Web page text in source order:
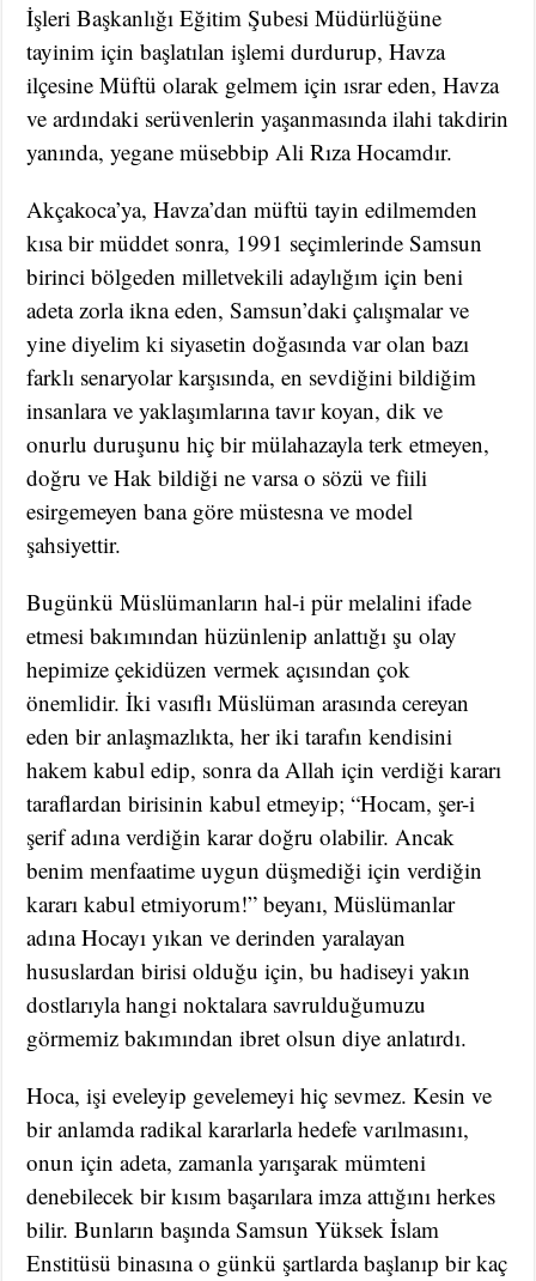
İşleri Başkanlığı Eğitim Şubesi Müdürlüğüne
tayinim için başlatılan işlemi durdurup, Havza
ilçesine Müftü olarak gelmem için ısrar eden, Havza
ve ardındaki serüvenlerin yaşanmasında ilahi takdirin
yanında, yegane müsebbip Ali Rıza Hocamdır.
Akçakoca’ya, Havza’dan müftü tayin edilmemden
kısa bir müddet sonra, 1991 seçimlerinde Samsun
birinci bölgeden milletvekili adaylığım için beni
adeta zorla ikna eden, Samsun’daki çalışmalar ve
yine diyelim ki siyasetin doğasında var olan bazı
farklı senaryolar karşısında, en sevdiğini bildiğim
insanlara ve yaklaşımlarına tavır koyan, dik ve
onurlu duruşunu hiç bir mülahazayla terk etmeyen,
doğru ve Hak bildiği ne varsa o sözü ve fiili
esirgemeyen bana göre müstesna ve model
şahsiyettir.
Bugünkü Müslümanların hal-i pür melalini ifade
etmesi bakımından hüzünlenip anlattığı şu olay
hepimize çekidüzen vermek açısından çok
önemlidir. İki vasıflı Müslüman arasında cereyan
eden bir anlaşmazlıkta, her iki tarafın kendisini
hakem kabul edip, sonra da Allah için verdiği kararı
taraflardan birisinin kabul etmeyip; “Hocam, şer-i
şerif adına verdiğin karar doğru olabilir. Ancak
benim menfaatime uygun düşmediği için verdiğin
kararı kabul etmiyorum!” beyanı, Müslümanlar
adına Hocayı yıkan ve derinden yaralayan
hususlardan birisi olduğu için, bu hadiseyi yakın
dostlarıyla hangi noktalara savrulduğumuzu
görmemiz bakımından ibret olsun diye anlatırdı.
Hoca, işi eveleyip gevelemeyi hiç sevmez. Kesin ve
bir anlamda radikal kararlarla hedefe varılmasını,
onun için adeta, zamanla yarışarak mümteni
denebilecek bir kısım başarılara imza attığını herkes
bilir. Bunların başında Samsun Yüksek İslam
Enstitüsü binasına o günkü şartlarda başlanıp bir kaç